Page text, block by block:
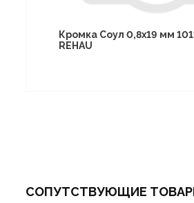
Кромка Соул 0,8х19 мм
REHAU
СОПУТСТВУЮЩИЕ